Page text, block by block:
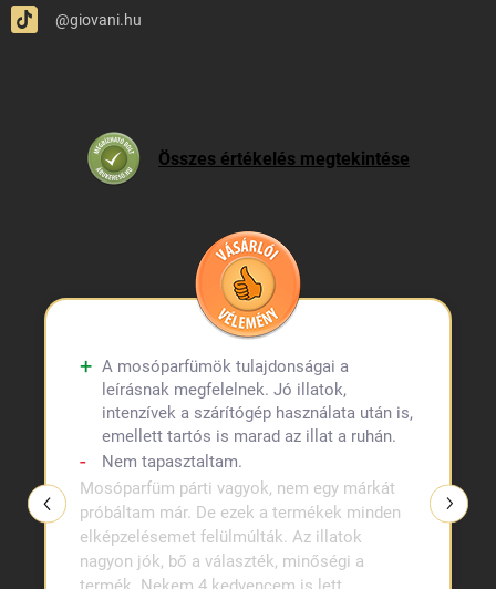
@giovani.hu
Összes értékelés megtekintése
A mosóparfümök tulajdonságai a
leírásnak megfelelnek. Jó illatok,
intenzívek a szárítógép használata után is,
emellett tartós is marad az illat a ruhán.
Nem tapasztaltam.
Mosóparfüm párti vagyok, nem egy márkát
próbáltam már. De ezek a termékek minden
elképzelésemet felülmúlták. Az illatok
nagyon jók, bő a választék, minőségi a